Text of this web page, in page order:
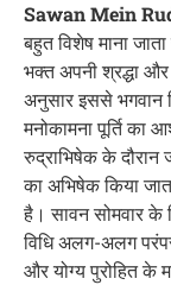
Sawan Mein
बहुत विशेष माना
भक्त अपनी श्रद्धा
अनुसार इससे भगवान
मनोकामना पूर्ति का
रुद्राभिषेक के दौरान
का अभिषेक किया
है। सावन सोमवार के
विधि अलग-अलग
और योग्य पुरोहित के